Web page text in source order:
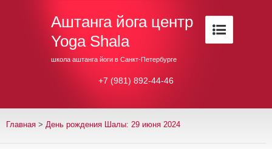
Аштанга йога центр
Yoga Shala
школа аштанга йоги в Санкт-Петербурге
+7 (981) 892-44-46
Главная > День рождения Шалы: 29 июня 2024